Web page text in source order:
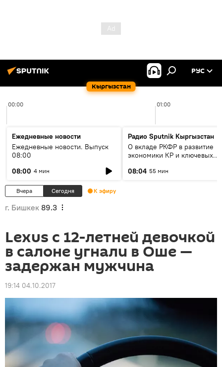
Кыргызстан
РУС
00:00 01:00
Ежедневные новости
Ежедневные новости. Выпуск
08:00
08:00 4 мин
Радио Sputnik Кыргызстан
О вкладе РКФР в развитие
экономики КР и ключевых
08:04 55 мин
Вчера Сегодня К эфиру
г. Бишкек 89.3
Lexus c 12-летней девочкой
в салоне угнали в Оше —
задержан мужчина
19:14 04.10.2017